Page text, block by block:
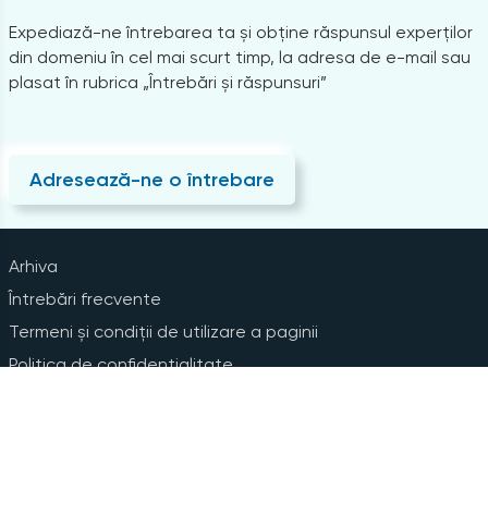
Expediază-ne întrebarea ta și obține răspunsul experților
din domeniu în cel mai scurt timp, la adresa de e-mail sau
plasat în rubrica „Întrebări și răspunsuri”
Adresează-ne o întrebare
Arhiva
Întrebări frecvente
Termeni și condiții de utilizare a paginii
Politica de confidențialitate